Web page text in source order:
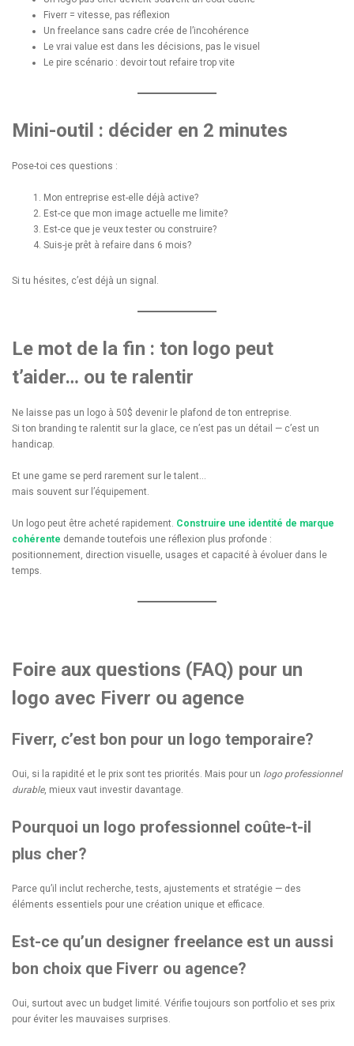
Fiverr = vitesse, pas réflexion
Un freelance sans cadre crée de l’incohérence
Le vrai value est dans les décisions, pas le visuel
Le pire scénario : devoir tout refaire trop vite
Mini-outil : décider en 2 minutes
Pose-toi ces questions :
Mon entreprise est-elle déjà active?
Est-ce que mon image actuelle me limite?
Est-ce que je veux tester ou construire?
Suis-je prêt à refaire dans 6 mois?
Si tu hésites, c’est déjà un signal.
Le mot de la fin : ton logo peut
t’aider… ou te ralentir
Ne laisse pas un logo à 50$ devenir le plafond de ton entreprise.
Si ton branding te ralentit sur la glace, ce n’est pas un détail — c’est un
handicap.
Et une game se perd rarement sur le talent…
mais souvent sur l’équipement.
Un logo peut être acheté rapidement. Construire une identité de marque
cohérente demande toutefois une réflexion plus profonde :
positionnement, direction visuelle, usages et capacité à évoluer dans le
temps.
Foire aux questions (FAQ) pour un
logo avec Fiverr ou agence
Fiverr, c’est bon pour un logo temporaire?
Oui, si la rapidité et le prix sont tes priorités. Mais pour un logo professionnel
durable, mieux vaut investir davantage.
Pourquoi un logo professionnel coûte-t-il
plus cher?
Parce qu’il inclut recherche, tests, ajustements et stratégie — des
éléments essentiels pour une création unique et efficace.
Est-ce qu’un designer freelance est un aussi
bon choix que Fiverr ou agence?
Oui, surtout avec un budget limité. Vérifie toujours son portfolio et ses prix
pour éviter les mauvaises surprises.